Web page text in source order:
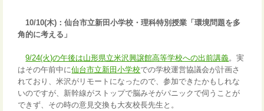
10/10(木)：仙台市立新田小学校・理科特別授業「環境問題を多
角的に考える」
9/24(火)の午後は山形県立米沢興譲館高等学校への出前講義。実
はその午前中に仙台市立新田小学校での学校運営協議会が計画さ
れており、米沢がリモートになったので、参加できたかもしれな
いのですが、新幹線がストップで脳みそがパニックで伺うことが
できず、その時の意見交換も大友校長先生と。